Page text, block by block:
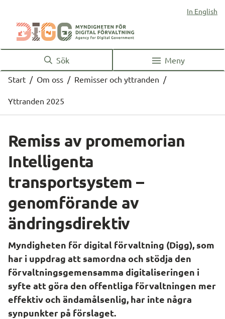
In English
Sök
Meny
Start / Om oss / Remisser och yttranden /
Yttranden 2025
Remiss av promemorian
Intelligenta
transportsystem –
genomförande av
ändringsdirektiv
Myndigheten för digital förvaltning (Digg), som
har i uppdrag att samordna och stödja den
förvaltningsgemensamma digitaliseringen i
syfte att göra den offentliga förvaltningen mer
effektiv och ändamålsenlig, har inte några
synpunkter på förslaget.